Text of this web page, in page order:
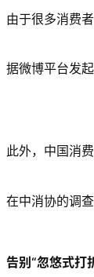
由于很多消费
据微博平台发
此外，中国消
在中消协的调
告别“忽悠式打